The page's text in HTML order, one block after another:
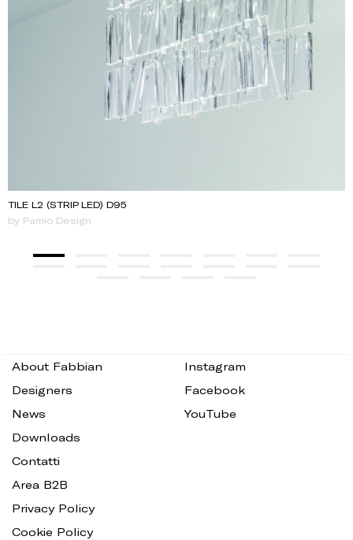
TILE L2 (STRIP LED) D95
by Pamio Design
About Fabbian
Designers
News
Downloads
Contatti
Area B2B
Privacy Policy
Cookie Policy
Instagram
Facebook
YouTube